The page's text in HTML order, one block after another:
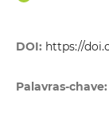
DOI: https://
Palavras-chave: